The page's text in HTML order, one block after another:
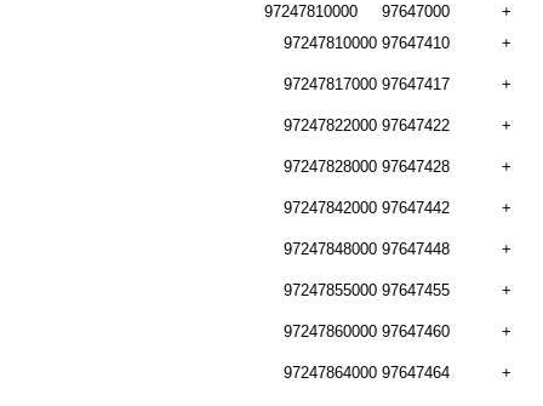
97247810000
97647000
+
97247810000 97647410 +
97247817000 97647417 +
97247822000 97647422 +
97247828000 97647428 +
97247842000 97647442 +
97247848000 97647448 +
97247855000 97647455 +
97247860000 97647460 +
97247864000 97647464 +